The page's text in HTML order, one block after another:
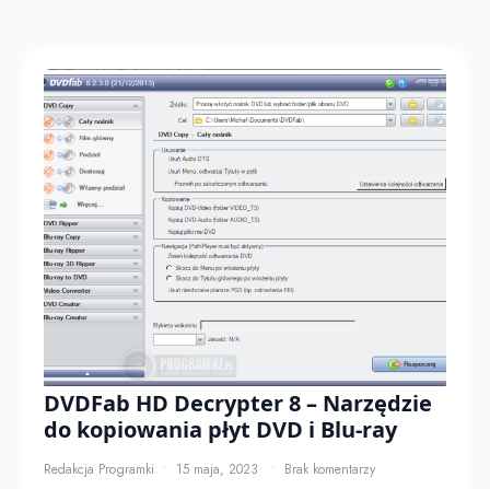
DVDFab HD Decrypter 8 – Narzędzie
do kopiowania płyt DVD i Blu-ray
Redakcja Programki 15 maja, 2023 Brak komentarzy